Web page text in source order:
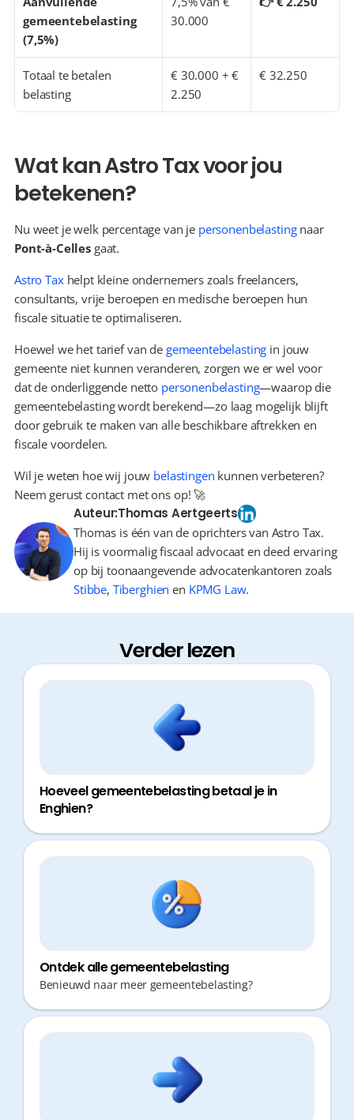
gemeentebelasting
(7,5%)
30.000
Totaal te betalen
belasting
€ 30.000 + €
2.250
€ 32.250
Wat kan Astro Tax voor jou
betekenen?
Nu weet je welk percentage van je personenbelasting
naar
Pont-à-Celles gaat.
Astro Tax helpt kleine ondernemers zoals freelancers,
consultants, vrije beroepen en medische beroepen hun
fiscale situatie te optimaliseren.
Hoewel we het tarief van de gemeentebelasting in jouw
gemeente niet kunnen veranderen, zorgen we er wel voor
dat de onderliggende netto personenbelasting—waarop die
gemeentebelasting wordt berekend—zo laag mogelijk blijft
door gebruik te maken van alle beschikbare aftrekken en
fiscale voordelen.
Wil je weten hoe wij jouw belastingen kunnen verbeteren?
Neem gerust contact met ons op! 🚀
Auteur:Thomas Aertgeerts
Thomas is één van de oprichters van Astro Tax.
Hij is voormalig fiscaal advocaat en deed ervaring
op bij toonaangevende advocatenkantoren zoals
Stibbe, Tiberghien en KPMG Law.
Verder lezen
Hoeveel gemeentebelasting betaal je in
Enghien?
Ontdek alle gemeentebelasting
Benieuwd naar meer gemeentebelasting?